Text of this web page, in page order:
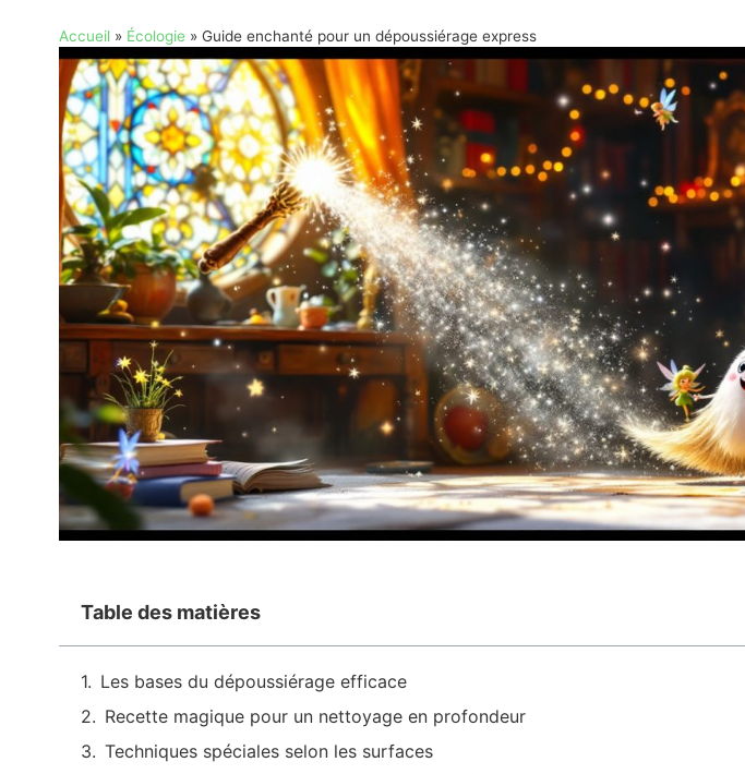
Accueil» Écologie » Guide enchanté pour un dépoussiérage express
Table des matières
Les bases du dépoussiérage efficace
Recette magique pour un nettoyage en profondeur
Techniques spéciales selon les surfaces